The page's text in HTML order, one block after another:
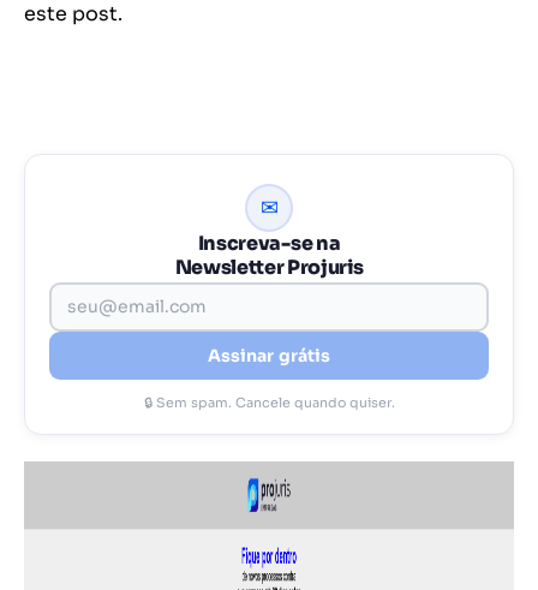
este post.
✉
Inscreva-se na
Newsletter Projuris
Assinar grátis
🔒 Sem spam. Cancele quando quiser.